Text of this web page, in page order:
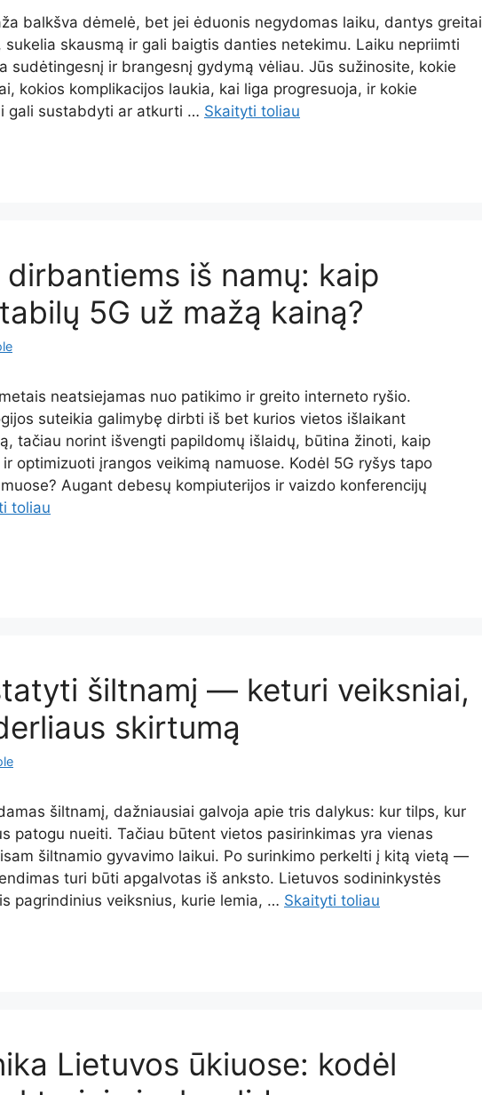
balkšva dėmelė, bet jei ėduonis negydomas laiku, dantys greitai
skausmą ir gali baigtis danties netekimu. Laiku nepriimti
sudėtingesnį ir brangesnį gydymą vėliau. Jūs sužinosite, kokie
kokios komplikacijos laukia, kai liga progresuoja, ir kokie
gali sustabdyti ar atkurti … Skaityti toliau
dirbantiems iš namų: kaip
5G už mažą kainą?
neatsiejamas nuo patikimo ir greito interneto ryšio.
suteikia galimybę dirbti iš bet kurios vietos išlaikant
tačiau norint išvengti papildomų išlaidų, būtina žinoti, kaip
optimizuoti įrangos veikimą namuose. Kodėl 5G ryšys tapo
Augant debesų kompiuterijos ir vaizdo konferencijų
toliau
šiltnamį — keturi veiksniai,
skirtumą
šiltnamį, dažniausiai galvoja apie tris dalykus: kur tilps, kur
patogu nueiti. Tačiau būtent vietos pasirinkimas yra vienas
šiltnamio gyvavimo laikui. Po surinkimo perkelti į kitą vietą —
turi būti apgalvotas iš anksto. Lietuvos sodininkystės
pagrindinius veiksnius, kurie lemia, … Skaityti toliau
Lietuvos ūkiuose: kodėl